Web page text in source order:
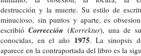
destrucción y la muerte. Su estilo de
minucioso, sin puntos y aparte, es
escribió Corrección (Korrektur), una de
conocidas, en el año 1975. La sinopsis
aparece en la contraportada del libro es la